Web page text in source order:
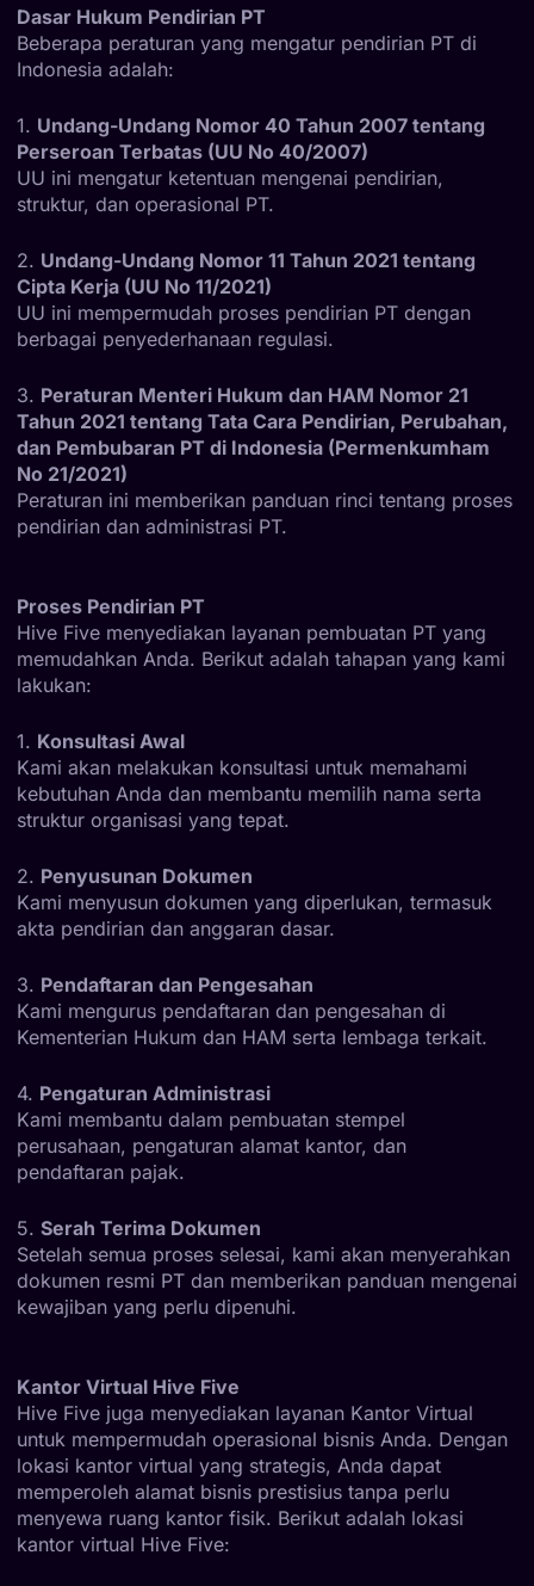
Dasar Hukum Pendirian PT
Beberapa peraturan yang mengatur pendirian PT di
Indonesia adalah:
1. Undang-Undang Nomor 40 Tahun 2007 tentang
Perseroan Terbatas (UU No 40/2007)
UU ini mengatur ketentuan mengenai pendirian,
struktur, dan operasional PT.
2. Undang-Undang Nomor 11 Tahun 2021 tentang
Cipta Kerja (UU No 11/2021)
UU ini mempermudah proses pendirian PT dengan
berbagai penyederhanaan regulasi.
3. Peraturan Menteri Hukum dan HAM Nomor 21
Tahun 2021 tentang Tata Cara Pendirian, Perubahan,
dan Pembubaran PT di Indonesia (Permenkumham
No 21/2021)
Peraturan ini memberikan panduan rinci tentang proses
pendirian dan administrasi PT.
Proses Pendirian PT
Hive Five menyediakan layanan pembuatan PT yang
memudahkan Anda. Berikut adalah tahapan yang kami
lakukan:
1. Konsultasi Awal
Kami akan melakukan konsultasi untuk memahami
kebutuhan Anda dan membantu memilih nama serta
struktur organisasi yang tepat.
2. Penyusunan Dokumen
Kami menyusun dokumen yang diperlukan, termasuk
akta pendirian dan anggaran dasar.
3. Pendaftaran dan Pengesahan
Kami mengurus pendaftaran dan pengesahan di
Kementerian Hukum dan HAM serta lembaga terkait.
4. Pengaturan Administrasi
Kami membantu dalam pembuatan stempel
perusahaan, pengaturan alamat kantor, dan
pendaftaran pajak.
5. Serah Terima Dokumen
Setelah semua proses selesai, kami akan menyerahkan
dokumen resmi PT dan memberikan panduan mengenai
kewajiban yang perlu dipenuhi.
Kantor Virtual Hive Five
Hive Five juga menyediakan layanan Kantor Virtual
untuk mempermudah operasional bisnis Anda. Dengan
lokasi kantor virtual yang strategis, Anda dapat
memperoleh alamat bisnis prestisius tanpa perlu
menyewa ruang kantor fisik. Berikut adalah lokasi
kantor virtual Hive Five: